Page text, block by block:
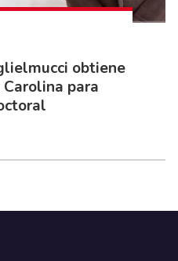
obtiene
para